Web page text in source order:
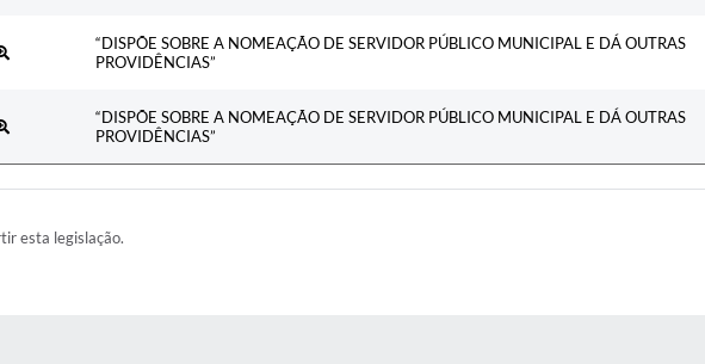
“DISPÕE SOBRE A NOMEAÇÃO DE SERVIDOR PÚBLICO MUNICIPAL E DÁ OUTRAS
PROVIDÊNCIAS”
“DISPÕE SOBRE A NOMEAÇÃO DE SERVIDOR PÚBLICO MUNICIPAL E DÁ OUTRAS
PROVIDÊNCIAS”
esta legislação.